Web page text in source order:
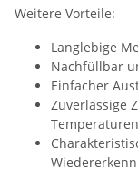
Weitere Vorteile:
Langlebige
Nachfüllbar
Einfacher
Zuverlässige
Temperaturen